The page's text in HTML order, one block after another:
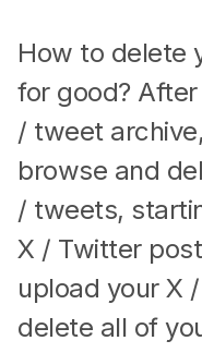
How to delete
for good?
/ tweet
browse and
/ tweets,
X / Twitter
upload your X
delete all of